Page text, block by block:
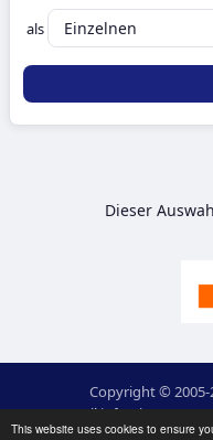
This website uses cookies to ensure
als
Dieser
Copyright © 2005-
mail:
webdesign:Ing. Pavel